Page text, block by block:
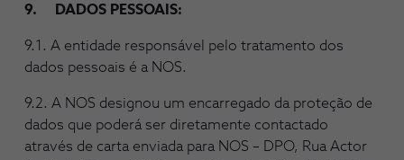
9. DADOS PESSOAIS:
9.1. A entidade responsável pelo tratamento dos
dados pessoais é a NOS.
9.2. A NOS designou um encarregado da proteção de
dados que poderá ser diretamente contactado
através de carta enviada para NOS – DPO, Rua Actor